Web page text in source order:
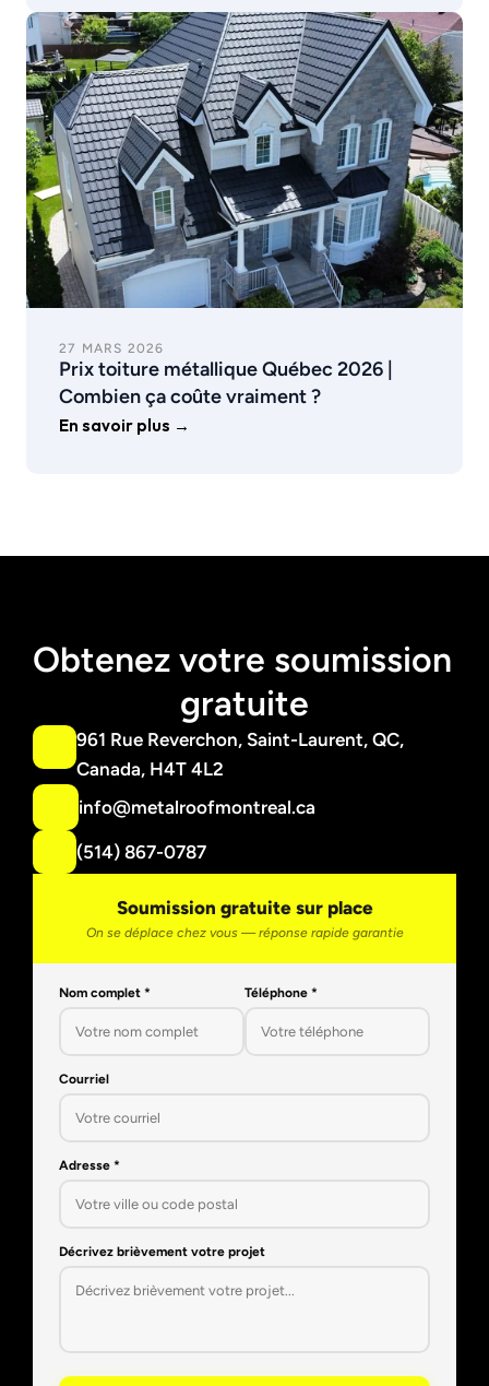
27 MARS 2026
Prix toiture métallique Québec 2026 |
Combien ça coûte vraiment ?
En savoir plus →
Obtenez votre soumission
gratuite
961 Rue Reverchon, Saint-Laurent, QC,
Canada, H4T 4L2
info@metalroofmontreal.ca
(514) 867-0787
Soumission gratuite sur place
On se déplace chez vous — réponse rapide garantie
Nom complet * Téléphone *
Courriel
Adresse *
Décrivez brièvement votre projet